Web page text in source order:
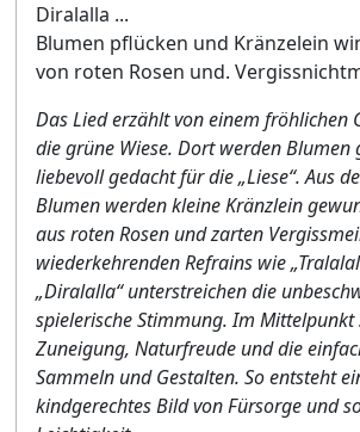
Diralalla ...
Blumen pflücken und Kränzelein
von roten Rosen und.
Das Lied erzählt von einem fröhlichen
die grüne Wiese. Dort werden Blumen
liebevoll gedacht für die „Liese“. Aus
Blumen werden kleine Kränzlein
aus roten Rosen und zarten
wiederkehrenden Refrains wie
„Diralalla“ unterstreichen die
spielerische Stimmung. Im Mittelpunkt
Zuneigung, Naturfreude und die
Sammeln und Gestalten. So entsteht
kindgerechtes Bild von Fürsorge und